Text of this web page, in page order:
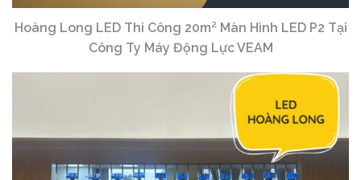
Hoàng Long LED Thi Công 20m² Màn Hình LED P2 Tại
Công Ty Máy Động Lực VEAM